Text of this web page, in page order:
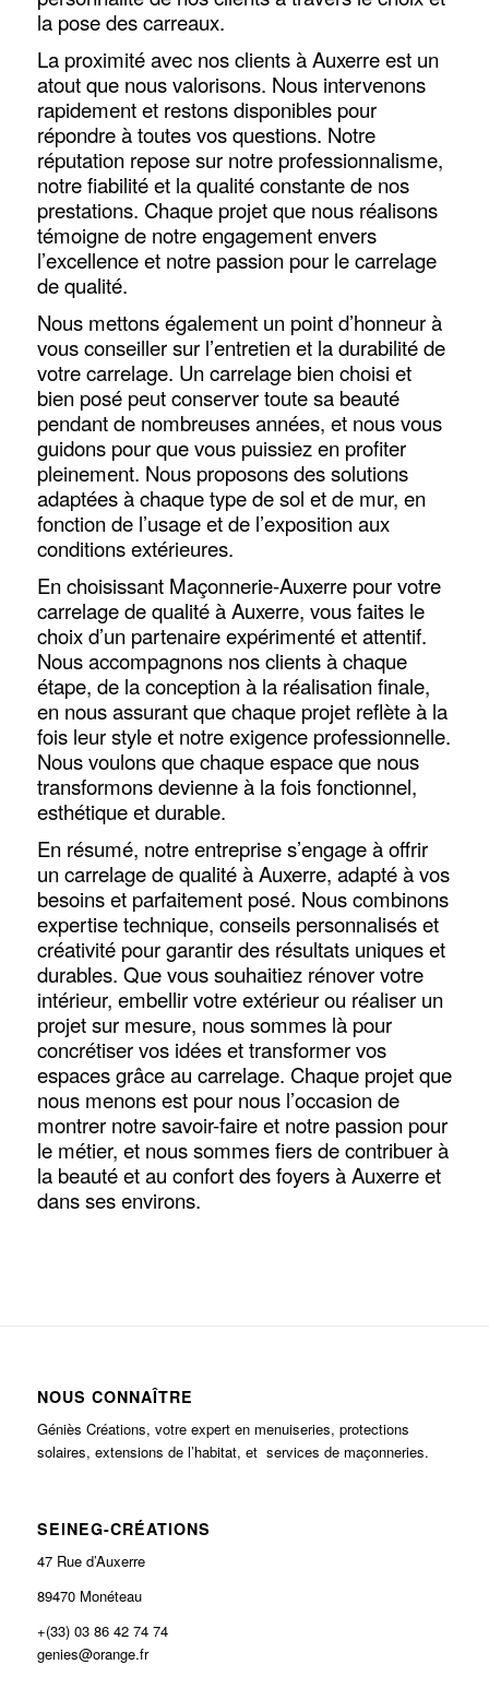
la pose des carreaux.
La proximité avec nos clients à Auxerre est un
atout que nous valorisons. Nous intervenons
rapidement et restons disponibles pour
répondre à toutes vos questions. Notre
réputation repose sur notre professionnalisme,
notre fiabilité et la qualité constante de nos
prestations. Chaque projet que nous réalisons
témoigne de notre engagement envers
l’excellence et notre passion pour le carrelage
de qualité.
Nous mettons également un point d’honneur à
vous conseiller sur l’entretien et la durabilité de
votre carrelage. Un carrelage bien choisi et
bien posé peut conserver toute sa beauté
pendant de nombreuses années, et nous vous
guidons pour que vous puissiez en profiter
pleinement. Nous proposons des solutions
adaptées à chaque type de sol et de mur, en
fonction de l’usage et de l’exposition aux
conditions extérieures.
En choisissant Maçonnerie-Auxerre pour votre
carrelage de qualité à Auxerre, vous faites le
choix d’un partenaire expérimenté et attentif.
Nous accompagnons nos clients à chaque
étape, de la conception à la réalisation finale,
en nous assurant que chaque projet reflète à la
fois leur style et notre exigence professionnelle.
Nous voulons que chaque espace que nous
transformons devienne à la fois fonctionnel,
esthétique et durable.
En résumé, notre entreprise s’engage à offrir
un carrelage de qualité à Auxerre, adapté à vos
besoins et parfaitement posé. Nous combinons
expertise technique, conseils personnalisés et
créativité pour garantir des résultats uniques et
durables. Que vous souhaitiez rénover votre
intérieur, embellir votre extérieur ou réaliser un
projet sur mesure, nous sommes là pour
concrétiser vos idées et transformer vos
espaces grâce au carrelage. Chaque projet que
nous menons est pour nous l’occasion de
montrer notre savoir-faire et notre passion pour
le métier, et nous sommes fiers de contribuer à
la beauté et au confort des foyers à Auxerre et
dans ses environs.
NOUS CONNAÎTRE
Géniès Créations, votre expert en menuiseries, protections
solaires, extensions de l’habitat, et services de maçonneries.
SEINEG-CRÉATIONS
47 Rue d’Auxerre
89470 Monéteau
+(33) 03 86 42 74 74
genies@orange.fr